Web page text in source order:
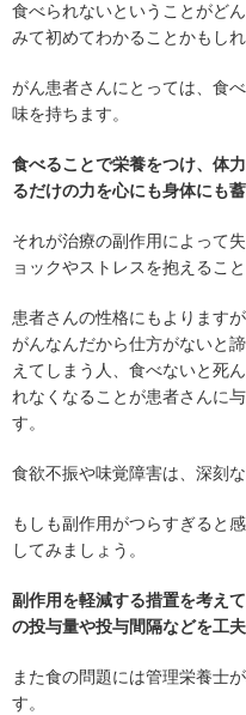
食べられないということがど
みて初めてわかることかもしれ
がん患者さんにとっては、食
味を持ちます。
食べることで栄養をつけ、体
るだけの力を心にも身体にも
それが治療の副作用によって
ョックやストレスを抱えること
患者さんの性格にもよります
がんなんだから仕方がないと
えてしまう人、食べないと死
れなくなることが患者さんに
す。
食欲不振や味覚障害は、深刻
もしも副作用がつらすぎると
してみましょう。
副作用を軽減する措置を考え
の投与量や投与間隔などを工
また食の問題には管理栄養士
す。